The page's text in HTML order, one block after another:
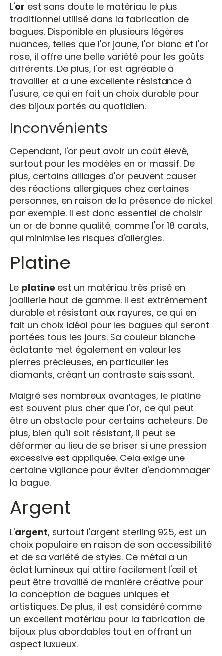
L'or est sans doute le matériau le plus
traditionnel utilisé dans la fabrication de
bagues. Disponible en plusieurs légères
nuances, telles que l'or jaune, l'or blanc et l'or
rose, il offre une belle variété pour les goûts
différents. De plus, l'or est agréable à
travailler et a une excellente résistance à
l'usure, ce qui en fait un choix durable pour
des bijoux portés au quotidien.
Inconvénients
Cependant, l'or peut avoir un coût élevé,
surtout pour les modèles en or massif. De
plus, certains alliages d'or peuvent causer
des réactions allergiques chez certaines
personnes, en raison de la présence de nickel
par exemple. Il est donc essentiel de choisir
un or de bonne qualité, comme l'or 18 carats,
qui minimise les risques d'allergies.
Platine
Le platine est un matériau très prisé en
joaillerie haut de gamme. Il est extrêmement
durable et résistant aux rayures, ce qui en
fait un choix idéal pour les bagues qui seront
portées tous les jours. Sa couleur blanche
éclatante met également en valeur les
pierres précieuses, en particulier les
diamants, créant un contraste saisissant.
Malgré ses nombreux avantages, le platine
est souvent plus cher que l'or, ce qui peut
être un obstacle pour certains acheteurs. De
plus, bien qu'il soit résistant, il peut se
déformer au lieu de se briser si une pression
excessive est appliquée. Cela exige une
certaine vigilance pour éviter d'endommager
la bague.
Argent
L'argent, surtout l'argent sterling 925, est un
choix populaire en raison de son accessibilité
et de sa variété de styles. Ce métal a un
éclat lumineux qui attire facilement l'œil et
peut être travaillé de manière créative pour
la conception de bagues uniques et
artistiques. De plus, il est considéré comme
un excellent matériau pour la fabrication de
bijoux plus abordables tout en offrant un
aspect luxueux.